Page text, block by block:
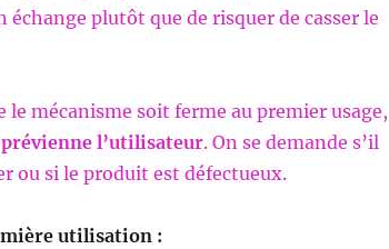
plutôt que de risquer de casser le
le mécanisme soit ferme au premier usage,
l’utilisateur. On se demande s’il
ou si le produit est défectueux.
utilisation :